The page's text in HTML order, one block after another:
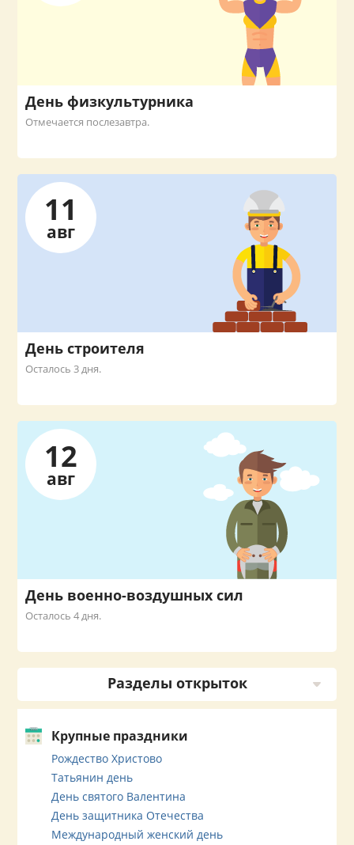
День физкультурника
Отмечается послезавтра.
11
авг
День строителя
Осталось 3 дня.
12
авг
День военно-воздушных сил
Осталось 4 дня.
Разделы открыток
Крупные праздники
Рождество Христово
Татьянин день
День святого Валентина
День защитника Отечества
Международный женский день